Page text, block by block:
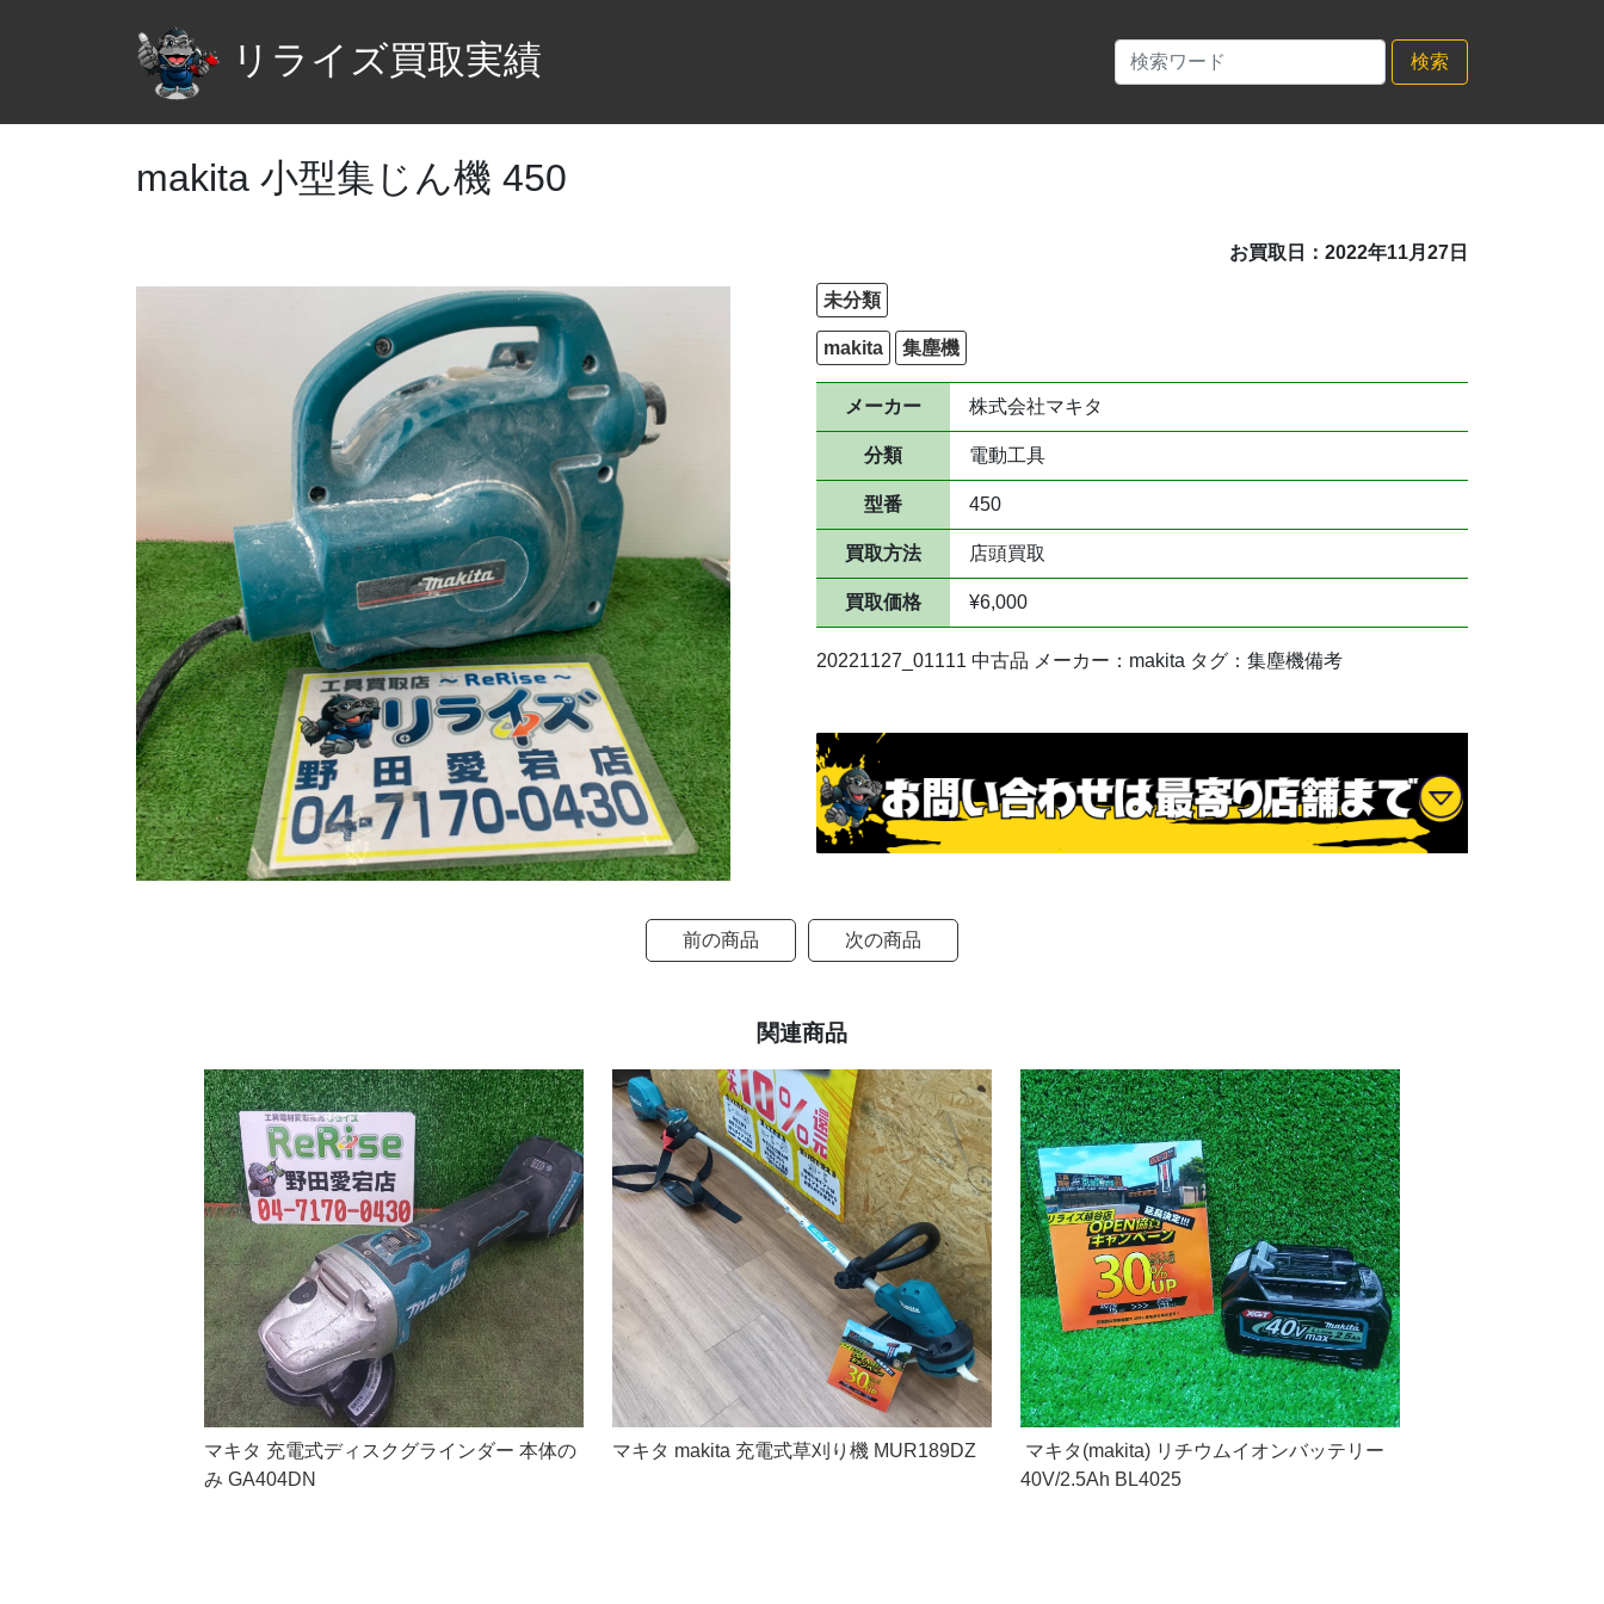
リライズ買取実績 検索
makita 小型集じん機 450
お買取日：2022年11月27日
未分類
makita 集塵機
メーカー 株式会社マキタ
分類 電動工具
型番 450
買取方法 店頭買取
買取価格 ¥6,000
20221127_01111 中古品 メーカー：makita タグ：集塵機備考
前の商品 次の商品
関連商品
マキタ 充電式ディスクグラインダー 本体の
み GA404DN
マキタ makita 充電式草刈り機 MUR189DZ
マキタ(makita) リチウムイオンバッテリー
40V/2.5Ah BL4025